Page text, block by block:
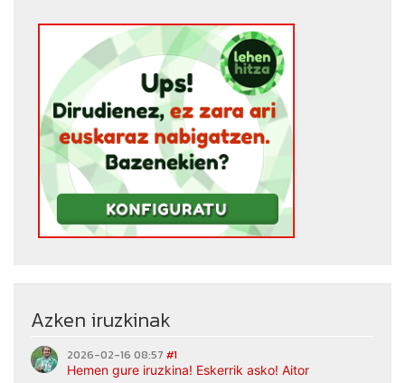
Azken iruzkinak
2026-02-16 08:57 #1
Hemen gure iruzkina! Eskerrik asko! Aitor